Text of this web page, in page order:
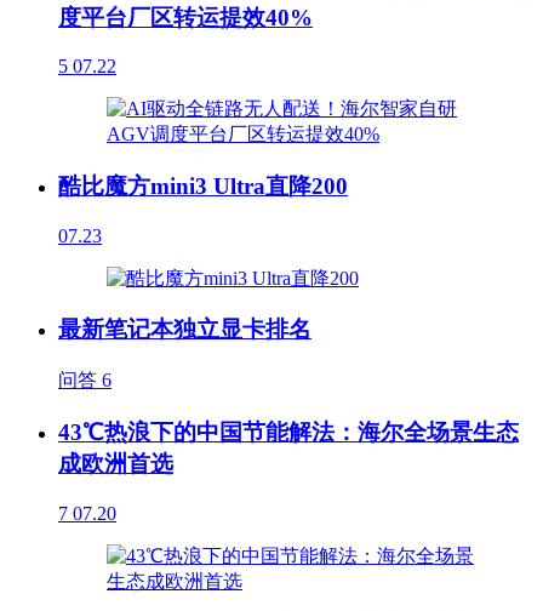
度平台厂区转运提效40%
5 07.22
酷比魔方mini3 Ultra直降200
07.23
最新笔记本独立显卡排名
问答 6
43℃热浪下的中国节能解法：海尔全场景生态
成欧洲首选
7 07.20